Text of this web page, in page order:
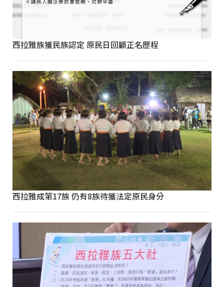
西拉雅族獲民族認定 原民日回顧正名歷程
西拉雅成第17族 仍有8族待獲法定原民身分